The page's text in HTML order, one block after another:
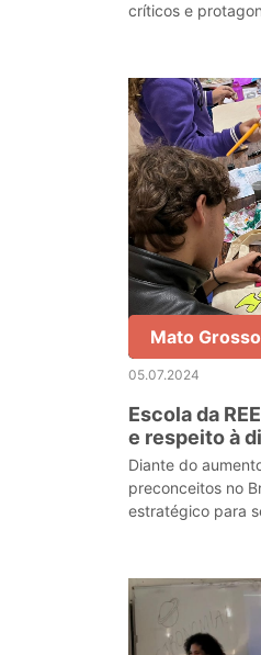
críticos e
Mato
05.07.2024
Escola da REE de
e respeito à
Diante do
preconceitos no
estratégico para